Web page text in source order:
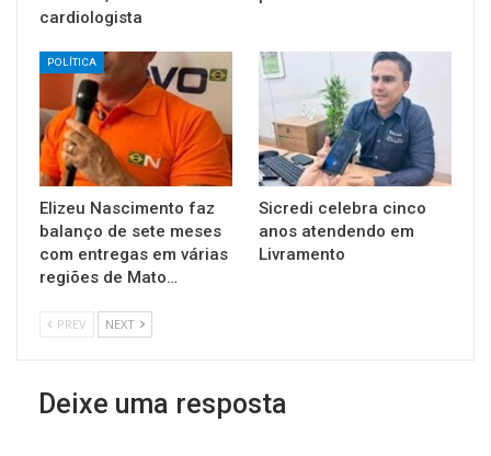
cardiologista
POLÍTICA
Elizeu Nascimento faz
balanço de sete meses
com entregas em várias
regiões de Mato…
Sicredi celebra cinco
anos atendendo em
Livramento
PREV NEXT
Deixe uma resposta